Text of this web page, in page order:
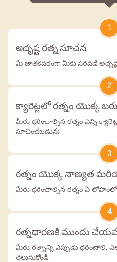
1
అదృష్ట రత్న సూచన
మీ జాతకపరంగా మీకు సరిపడే
2
క్యారెట్లలో రత్నం యొక్క
మీరు ధరించాల్సిన రత్నం ఎన్ని
సూచించబడును
3
రత్నం యొక్క నాణ్యత
మీరు ధరించాల్సిన రత్నం ఏ
4
రత్నధారణకి ముందు
మీరు రత్నాన్ని ఎప్పుడు
తెలుసుకోండి